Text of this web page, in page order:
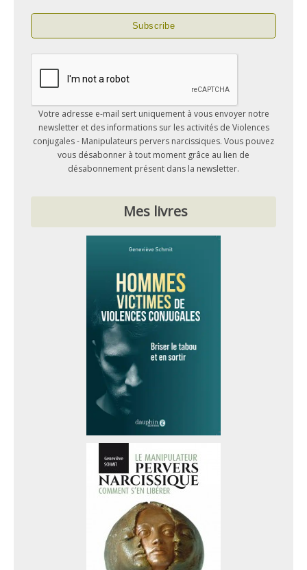
Votre adresse e-mail sert uniquement à vous envoyer notre
newsletter et des informations sur les activités de Violences
conjugales - Manipulateurs pervers narcissiques. Vous pouvez
vous désabonner à tout moment grâce au lien de
désabonnement présent dans la newsletter.
Mes livres